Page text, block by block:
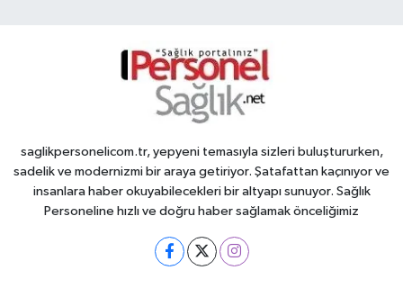
saglikpersonelicom.tr, yepyeni temasıyla sizleri buluştururken,
sadelik ve modernizmi bir araya getiriyor. Şatafattan kaçınıyor ve
insanlara haber okuyabilecekleri bir altyapı sunuyor. Sağlık
Personeline hızlı ve doğru haber sağlamak önceliğimiz